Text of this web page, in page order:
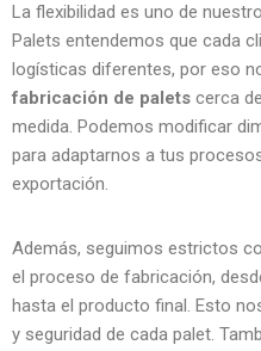
La flexibilidad es uno de
Palets entendemos que cada
logísticas diferentes, por eso
fabricación de palets cerca de
medida. Podemos modificar
para adaptarnos a tus
exportación.
Además, seguimos estrictos
el proceso de fabricación,
hasta el producto final. Esto
y seguridad de cada palet.